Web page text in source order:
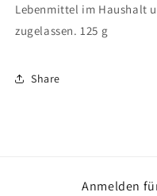
Lebenmittel im Haushalt
zugelassen. 125 g
Share
Anmelden